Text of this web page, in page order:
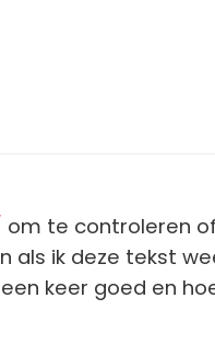
om te controleren
als ik deze tekst
keer goed en